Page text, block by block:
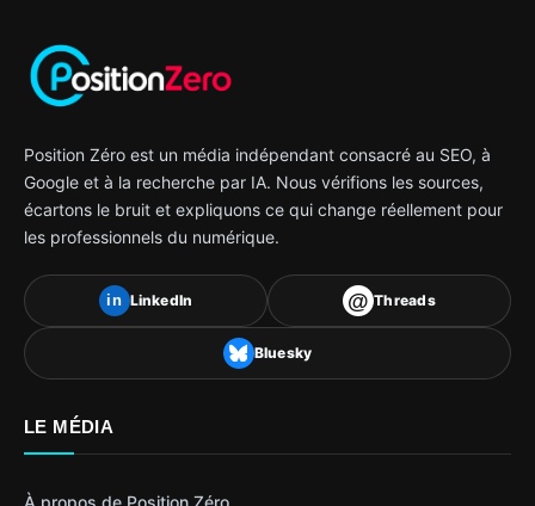
Position Zéro est un média indépendant consacré au SEO, à
Google et à la recherche par IA. Nous vérifions les sources,
écartons le bruit et expliquons ce qui change réellement pour
les professionnels du numérique.
in LinkedIn @ Threads
Bluesky
LE MÉDIA